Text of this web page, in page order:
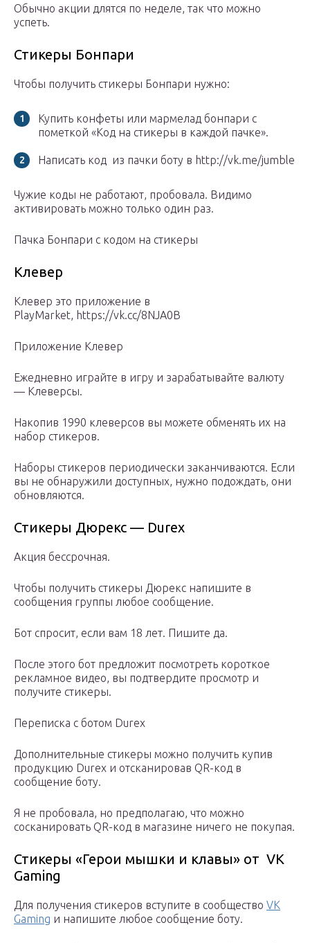
Обычно акции длятся по неделе, так что можно
успеть.
Стикеры Бонпари
Чтобы получить стикеры Бонпари нужно:
Купить конфеты или мармелад бонпари с
пометкой «Код на стикеры в каждой пачке».
Написать код из пачки боту в http://vk.me/jumble
Чужие коды не работают, пробовала. Видимо
активировать можно только один раз.
Пачка Бонпари с кодом на стикеры
Клевер
Клевер это приложение в
PlayMarket, https://vk.cc/8NJA0B
Приложение Клевер
Ежедневно играйте в игру и зарабатывайте валюту
— Клеверсы.
Накопив 1990 клеверсов вы можете обменять их на
набор стикеров.
Наборы стикеров периодически заканчиваются. Если
вы не обнаружили доступных, нужно подождать, они
обновляются.
Стикеры Дюрекс — Durex
Акция бессрочная.
Чтобы получить стикеры Дюрекс напишите в
сообщения группы любое сообщение.
Бот спросит, если вам 18 лет. Пишите да.
После этого бот предложит посмотреть короткое
рекламное видео, вы подтвердите просмотр и
получите стикеры.
Переписка с ботом Durex
Дополнительные стикеры можно получить купив
продукцию Durex и отсканировав QR-код в
сообщение боту.
Я не пробовала, но предполагаю, что можно
сосканировать QR-код в магазине ничего не покупая.
Стикеры «Герои мышки и клавы» от VK
Gaming
Для получения стикеров вступите в сообщество VK
Gaming и напишите любое сообщение боту.